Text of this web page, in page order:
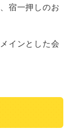
宿一押しのお
インとした会